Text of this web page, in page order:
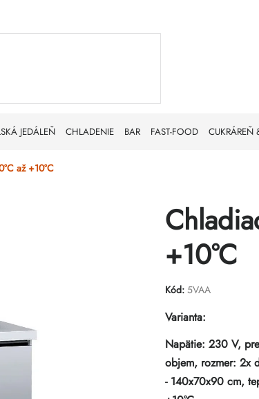
JEDÁLEŇ CHLADENIE BAR FAST-FOOD CUKRÁREŇ
až +10°C
+10°C
Kód: 5VAA
Varianta:
Napätie: 230 V,
objem, rozmer: 2x
- 140x70x90 cm,